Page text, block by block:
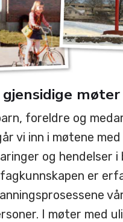
møter
foreldre og
vi inn i møtene med
og hendelser i
er
I møter med